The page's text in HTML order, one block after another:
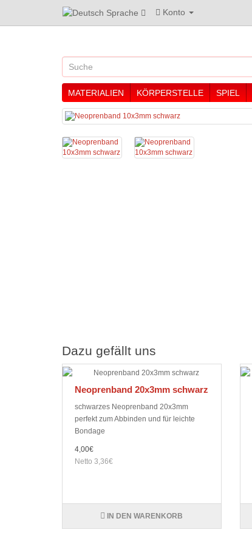
Sprache Konto
MATERIALIEN KÖRPERSTELLE SPIEL
Dazu gefällt uns
Neoprenband 20x3mm schwarz
schwarzes Neoprenband 20x3mm
perfekt zum Abbinden und für leichte
Bondage
4,00€
Netto 3,36€
IN DEN WARENKORB